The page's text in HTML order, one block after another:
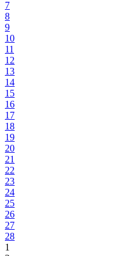
7
8
9
10
11
12
13
14
15
16
17
18
19
20
21
22
23
24
25
26
27
28
1